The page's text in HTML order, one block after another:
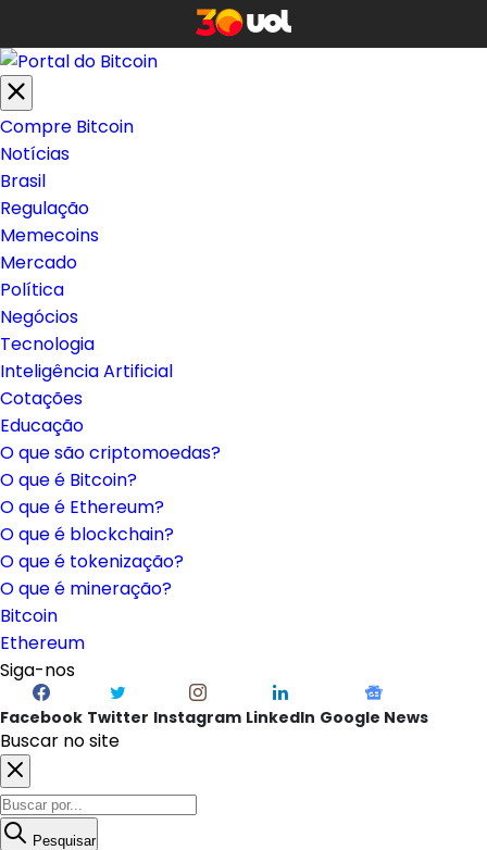
Compre Bitcoin
Notícias
Brasil
Regulação
Memecoins
Mercado
Política
Negócios
Tecnologia
Inteligência Artificial
Cotações
Educação
O que são criptomoedas?
O que é Bitcoin?
O que é Ethereum?
O que é blockchain?
O que é tokenização?
O que é mineração?
Bitcoin
Ethereum
Siga-nos
Facebook Twitter Instagram LinkedIn Google News
Buscar no site
Pesquisar